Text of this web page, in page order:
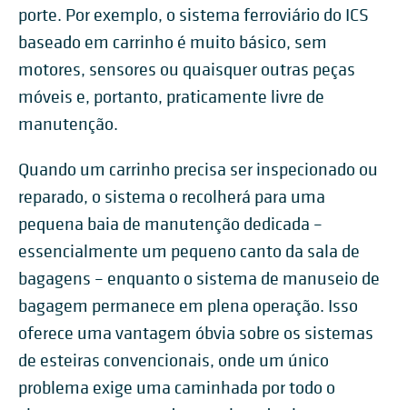
porte. Por exemplo, o sistema ferroviário do ICS
baseado em carrinho é muito básico, sem
motores, sensores ou quaisquer outras peças
móveis e, portanto, praticamente livre de
manutenção.
Quando um carrinho precisa ser inspecionado ou
reparado, o sistema o recolherá para uma
pequena baia de manutenção dedicada –
essencialmente um pequeno canto da sala de
bagagens – enquanto o sistema de manuseio de
bagagem permanece em plena operação. Isso
oferece uma vantagem óbvia sobre os sistemas
de esteiras convencionais, onde um único
problema exige uma caminhada por todo o